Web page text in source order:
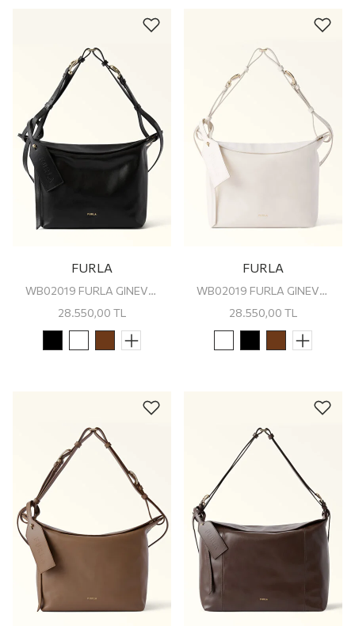
FURLA
WB02019 FURLA GINEVRA M SHOULDER BAG
28.550,00 TL
FURLA
WB02019 FURLA GINEVRA M SHOULDER BAG
28.550,00 TL